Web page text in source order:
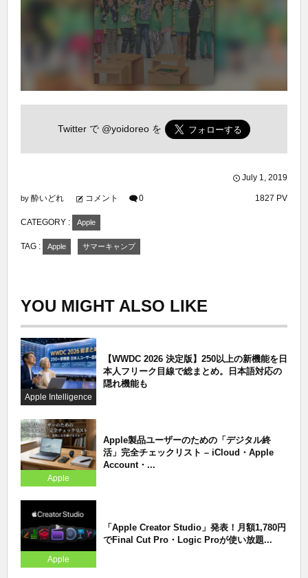
Twitter で @yoidoreo を
July 1, 2019
by 酔いどれ コメント 0 1827 PV
CATEGORY : Apple
TAG : Apple サマーキャンプ
YOU MIGHT ALSO LIKE
Apple Intelligence
【WWDC 2026 決定版】250以上の新機能を日
本人フリーク目線で総まとめ。日本語対応の
隠れ機能も
Apple
Apple製品ユーザーのための「デジタル終
活」完全チェックリスト – iCloud・Apple
Account・...
Apple
「Apple Creator Studio」発表！月額1,780円
でFinal Cut Pro・Logic Proが使い放題...